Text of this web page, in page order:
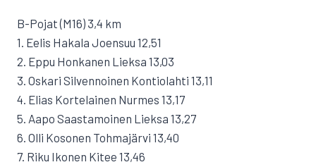
B-Pojat (M16) 3,4 km
1. Eelis Hakala Joensuu 12,51
2. Eppu Honkanen Lieksa 13,03
3. Oskari Silvennoinen Kontiolahti 13,11
4. Elias Kortelainen Nurmes 13,17
5. Aapo Saastamoinen Lieksa 13,27
6. Olli Kosonen Tohmajärvi 13,40
7. Riku Ikonen Kitee 13,46